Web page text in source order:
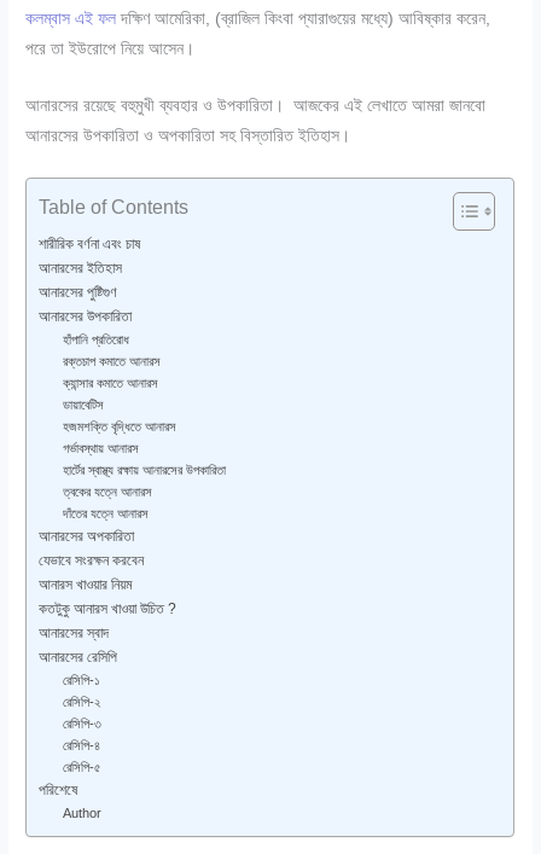
কলম্বাস এই ফল দক্ষিণ আমেরিকা, (ব্রাজিল কিংবা প্যারাগুয়ের মধ্যে) আবিষ্কার করেন,
পরে তা ইউরোপে নিয়ে আসেন।
আনারসের রয়েছে বহুমুখী ব্যবহার ও উপকারিতা। আজকের এই লেখাতে আমরা জানবো
আনারসের উপকারিতা ও অপকারিতা সহ বিস্তারিত ইতিহাস।
Table of Contents
শারীরিক বর্ণনা এবং চাষ
আনারসের ইতিহাস
আনারসের পুষ্টিগুণ
আনারসের উপকারিতা
হাঁপানি প্রতিরোধ
রক্তচাপ কমাতে আনারস
ক্যান্সার কমাতে আনারস
ডায়াবেটিস
হজমশক্তি বৃদ্ধিতে আনারস
গর্ভাবস্থায় আনারস
হার্টের স্বাস্থ্য রক্ষায় আনারসের উপকারিতা
ত্বকের যত্নে আনারস
দাঁতের যত্নে আনারস
আনারসের অপকারিতা
যেভাবে সংরক্ষন করবেন
আনারস খাওয়ার নিয়ম
কতটুকু আনারস খাওয়া উচিত ?
আনারসের স্বাদ
আনারসের রেসিপি
রেসিপি-১
রেসিপি-২
রেসিপি-৩
রেসিপি-৪
রেসিপি-৫
পরিশেষে
Author